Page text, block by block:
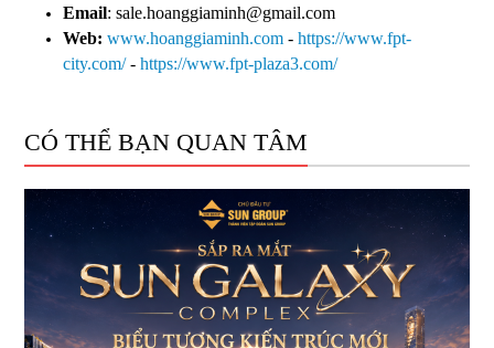
Email: sale.hoanggiaminh@gmail.com
Web: www.hoanggiaminh.com - https://www.fpt-
city.com/- https://www.fpt-plaza3.com/
CÓ THỂ BẠN QUAN TÂM